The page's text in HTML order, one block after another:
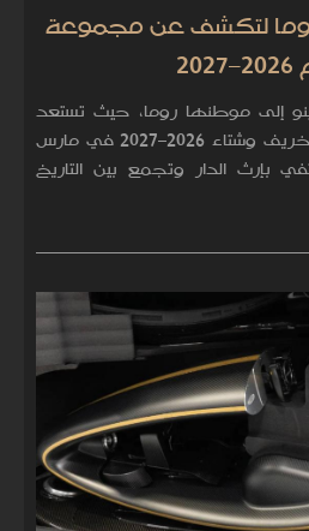
روما لتكشف عن مجموعة
إلى موطنها روما، حيث تستعد
لتقديم عرض مجموعة خريف وشتاء 2026–2027 في مارس
بإرث الدار وتجمع بين التاريخ